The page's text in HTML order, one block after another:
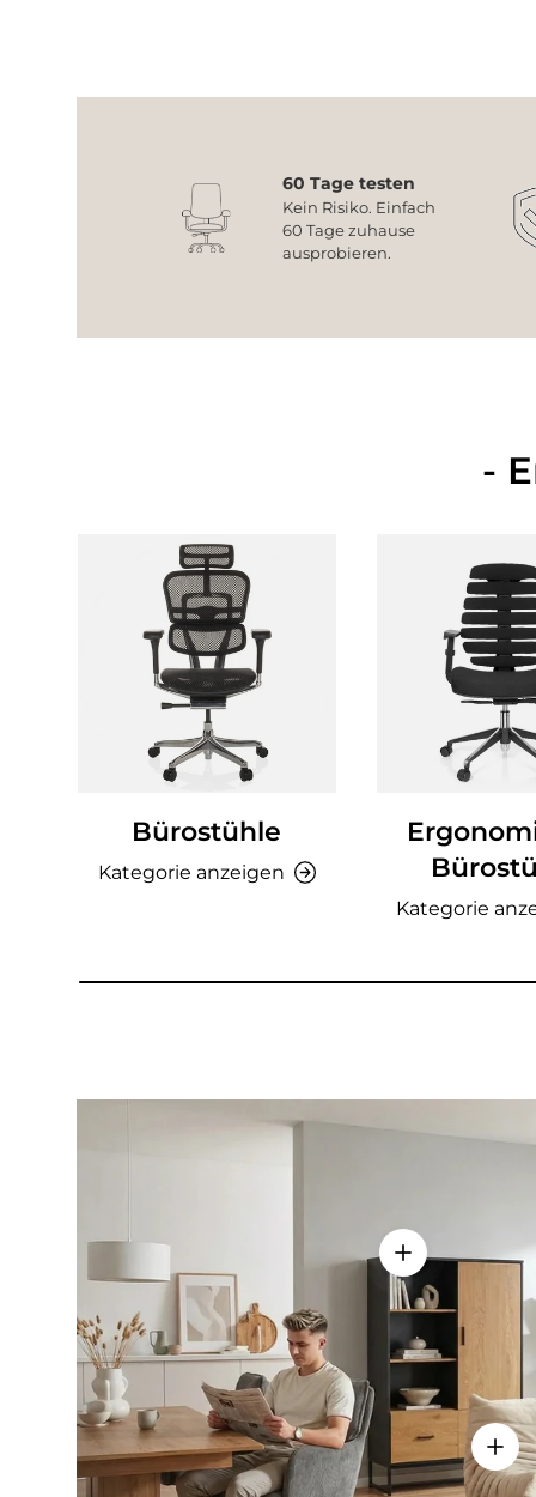
60 Tage testen
Kein Risiko. Einfach
60 Tage zuhause
ausprobieren.
-
Bürostühle
Kategorie anzeigen
Kategorie
Einzelheiten